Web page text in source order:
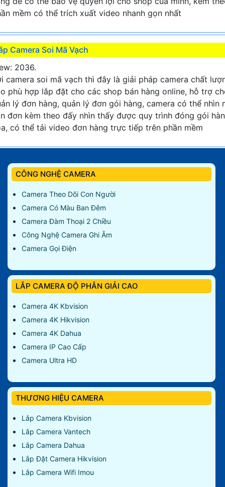
mềm có thể trích xuất video nhanh gọn nhất
Camera Soi Mã Vạch
2036.
camera soi mã vạch thì đây là giải pháp camera chất
phù hợp lắp đặt cho các shop bán hàng online, hỗ trợ
lý đơn hàng, quản lý đơn gói hàng, camera có thể nhìn
đơn kèm theo đấy nhìn thấy được quy trình đóng gói
có thể tải video đơn hàng trực tiếp trên phần mềm
CÔNG NGHỆ CAMERA
Camera Theo Dõi Con Người
Camera Có Màu Ban Đêm
Camera Đàm Thoại 2 Chiều
Công Nghệ Camera Ghi Âm
Camera Gọi Điện
LẮP CAMERA ĐỘ PHÂN GIẢI CAO
Camera 4K Kbvision
Camera 4K Hikvision
Camera 4K Dahua
Camera IP Cao Cấp
Camera Ultra HD
THƯƠNG HIỆU CAMERA
Lắp Camera Kbvision
Lắp Camera Vantech
Lắp Camera Dahua
Lắp Đặt Camera Hikvision
Lắp Camera Wifi Imou